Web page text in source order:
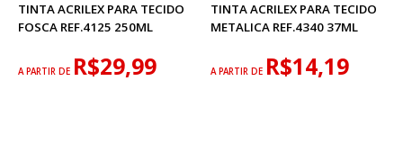
TINTA ACRILEX PARA TECIDO
FOSCA REF.4125 250ML
A PARTIR DE R$29,99
TINTA ACRILEX PARA TECIDO
METALICA REF.4340 37ML
A PARTIR DE R$14,19